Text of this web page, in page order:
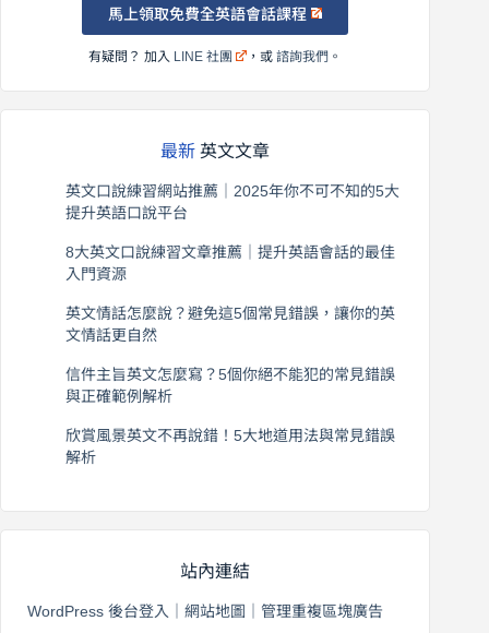
馬上領取免費全英語會話課程
有疑問？ 加入 LINE 社團 ，或諮詢我們 。
最新 英文文章
英文口說練習網站推薦｜2025年你不可不知的5大
提升英語口說平台
8大英文口說練習文章推薦｜提升英語會話的最佳
入門資源
英文情話怎麼說？避免這5個常見錯誤，讓你的英
文情話更自然
信件主旨英文怎麼寫？5個你絕不能犯的常見錯誤
與正確範例解析
欣賞風景英文不再說錯！5大地道用法與常見錯誤
解析
站內連結
WordPress 後台登入 網站地圖 管理重複區塊廣告